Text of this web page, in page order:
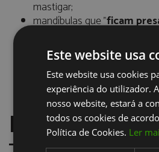
mastigar;
mandíbulas que "ficam
flacidez dos músculos da
uma brusca mudança no
superiores e inferiores se
NOVIDADES
Este website usa
Este website usa cookies
experiência do utilizador.
nosso website, estará a
todos os cookies de
Política de Cookies. Ler